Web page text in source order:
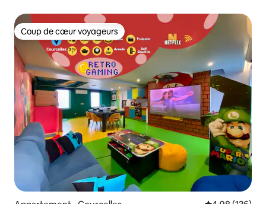
Coup de cœur voyageurs
Coup de cœur voyageurs